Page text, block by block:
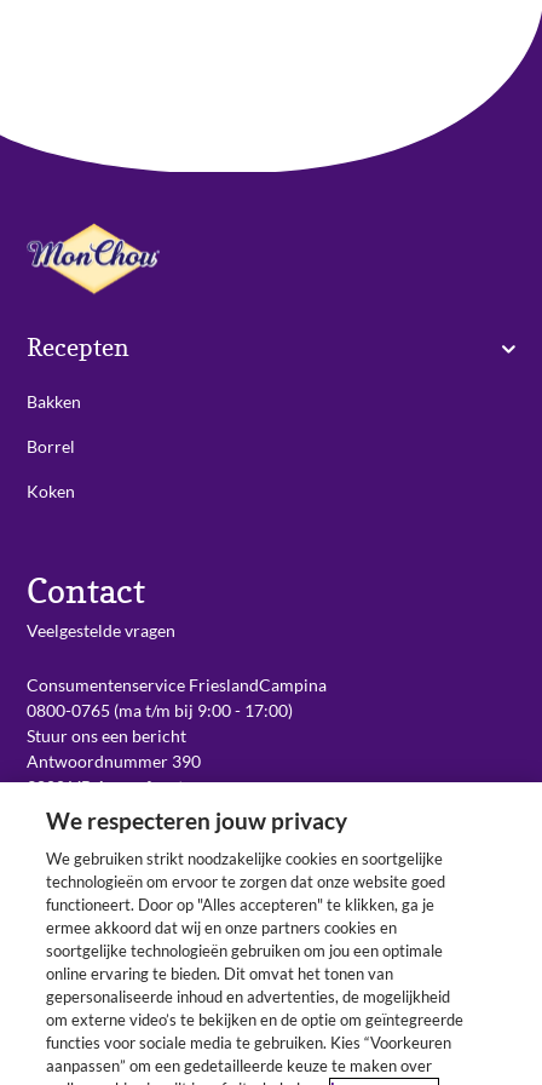
Recepten
Bakken
Borrel
Koken
Contact
Veelgestelde vragen
Consumentenservice FrieslandCampina
0800-0765 (ma t/m bij 9:00 - 17:00)
Stuur ons een bericht
Antwoordnummer 390
3800 VB Amersfoort
Werken bij
Volg ons op social
We respecteren jouw privacy
We gebruiken strikt noodzakelijke cookies en soortgelijke
technologieën om ervoor te zorgen dat onze website goed
functioneert. Door op "Alles accepteren" te klikken, ga je
ermee akkoord dat wij en onze partners cookies en
soortgelijke technologieën gebruiken om jou een optimale
online ervaring te bieden. Dit omvat het tonen van
gepersonaliseerde inhoud en advertenties, de mogelijkheid
om externe video’s te bekijken en de optie om geïntegreerde
functies voor sociale media te gebruiken. Kies “Voorkeuren
aanpassen” om een gedetailleerde keuze te maken over